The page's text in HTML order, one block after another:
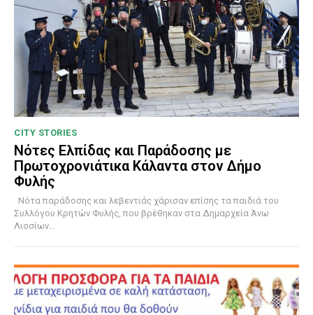
CITY STORIES
Νότες Ελπίδας και Παράδοσης με
Πρωτοχρονιάτικα Κάλαντα στον Δήμο
Φυλής
Νότα παράδοσης και λεβεντιάς χάρισαν επίσης τα παιδιά του
Συλλόγου Κρητών Φυλής, που βρέθηκαν στα Δημαρχεία Άνω
Λιοσίων...